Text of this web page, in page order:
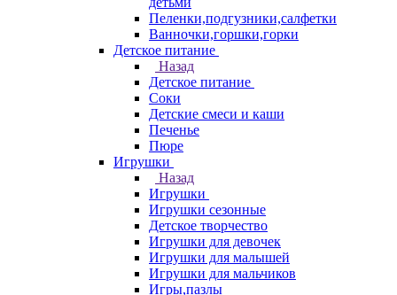
Пеленки,подгузники,салфетки
Ванночки,горшки,горки
Детское питание
Назад
Детское питание
Соки
Детские смеси и каши
Печенье
Пюре
Игрушки
Назад
Игрушки
Игрушки сезонные
Детское творчество
Игрушки для девочек
Игрушки для малышей
Игрушки для мальчиков
Игры,пазлы